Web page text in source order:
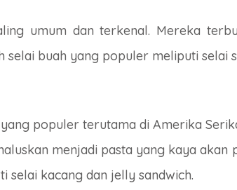
umum dan terkenal. Mereka
selai buah yang populer meliputi selai
populer terutama di Amerika
menjadi pasta yang kaya
selai kacang dan jelly sandwich.